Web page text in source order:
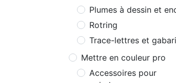
Plumes à dessin et
Rotring
Trace-lettres et
Mettre en couleur pro
Accessoires pour